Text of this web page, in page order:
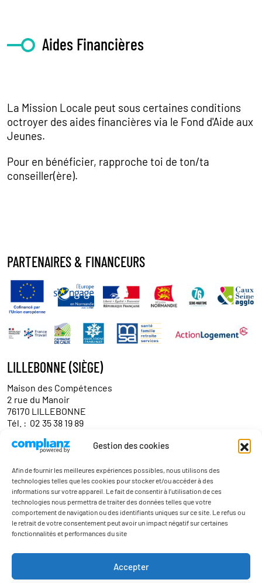
Gestion des cookies
Afin de fournir les meilleures expériences possibles, nous utilisons des
technologies telles que les cookies pour stocker et/ou accéder à des
informations sur votre appareil. Le fait de consentir à l’utilisation de ces
technologies nous permettra de traiter des données telles que votre
comportement de navigation ou des identifiants uniques sur ce site. Le refus ou
le retrait de votre consentement peut avoir un impact négatif sur certaines
fonctionnalités et performances du site
Accepter
Aides Financières
La Mission Locale peut sous certaines conditions
octroyer des aides financières via le Fond d'Aide aux
Jeunes.
Pour en bénéficier, rapproche toi de ton/ta
conseiller(ère).
PARTENAIRES & FINANCEURS
LILLEBONNE (SIÈGE)
Maison des Compétences
2 rue du Manoir
76170 LILLEBONNE
Tél. : 02 35 38 19 89
Contact
Contact